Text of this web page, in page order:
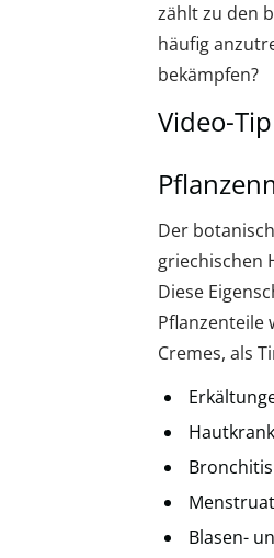
zählt zu den
häufig
bekämpfen?
Video-
Der
griechischen
Diese
Pflanzenteile
Cremes, als
Blasen-